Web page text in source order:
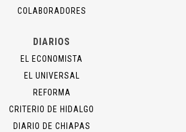
COLABORADORES
DIARIOS
EL ECONOMISTA
EL UNIVERSAL
REFORMA
CRITERIO DE HIDALGO
DIARIO DE CHIAPAS